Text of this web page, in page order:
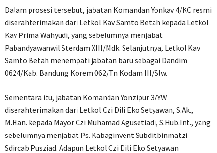
Dalam prosesi tersebut, jabatan Komandan Yonkav 4/KC resmi
diserahterimakan dari Letkol Kav Samto Betah kepada Letkol
Kav Prima Wahyudi, yang sebelumnya menjabat
Pabandyawanwil Sterdam XIII/Mdk. Selanjutnya, Letkol Kav
Samto Betah menempati jabatan baru sebagai Dandim
0624/Kab. Bandung Korem 062/Tn Kodam III/Slw.
Sementara itu, jabatan Komandan Yonzipur 3/YW
diserahterimakan dari Letkol Czi Dili Eko Setyawan, S.Ak.,
M.Han. kepada Mayor Czi Muhamad Agusetiadi, S.Hub.Int., yang
sebelumnya menjabat Ps. Kabaginvent Subditbinmatzi
Sdircab Pusziad. Adapun Letkol Czi Dili Eko Setyawan